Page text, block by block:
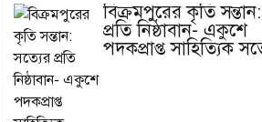
বিক্রমপুরের কৃতি
প্রতি নিষ্ঠাবান- একুশে
পদকপ্রাপ্ত সাহিত্যিক